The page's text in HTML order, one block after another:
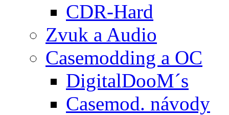
CDR-Hard
Zvuk a Audio
Casemodding a OC
DigitalDooM´s
Casemod. návody